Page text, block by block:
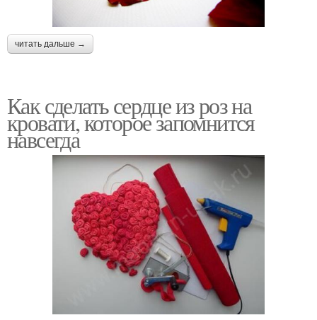
читать дальше →
Как сделать сердце из роз на
кровати, которое запомнится
навсегда